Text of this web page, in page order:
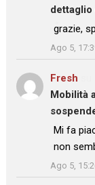
dettaglio
: “
grazie,
”
Ago 5,
Fresh
Mobilità
: “Mi fa
non
”
Ago 5,